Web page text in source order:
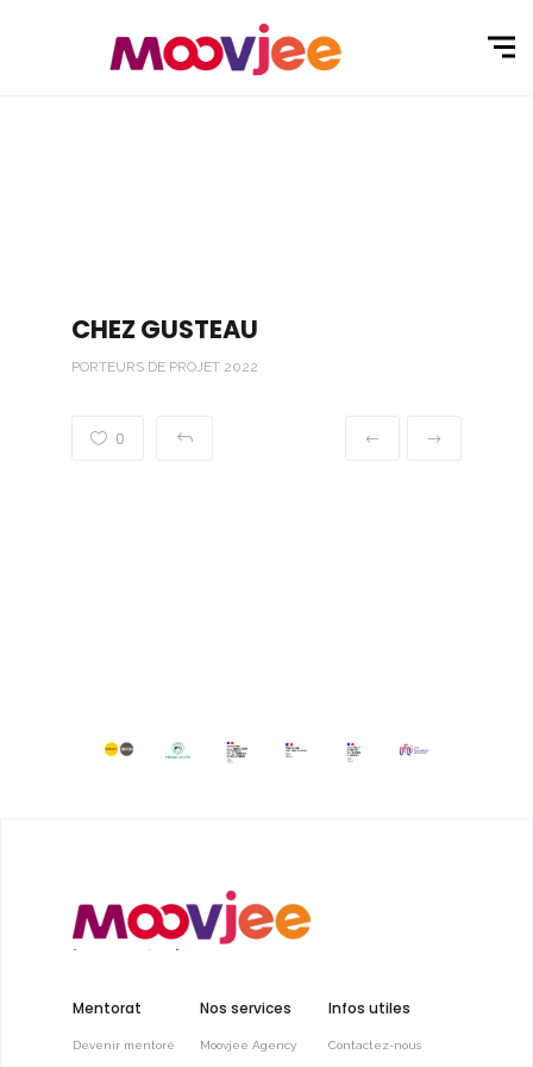
CHEZ GUSTEAU
PORTEURS DE PROJET 2022
0
Mentorat
Devenir mentoré
Nos services
Moovjee Agency
Infos utiles
Contactez-nous